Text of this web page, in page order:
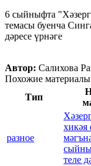
6 сыйныфта
темасы буенча
дәресе үрнәге
Автор: Салихова
Похожие материалы
Тип
разное
хикәя
теле